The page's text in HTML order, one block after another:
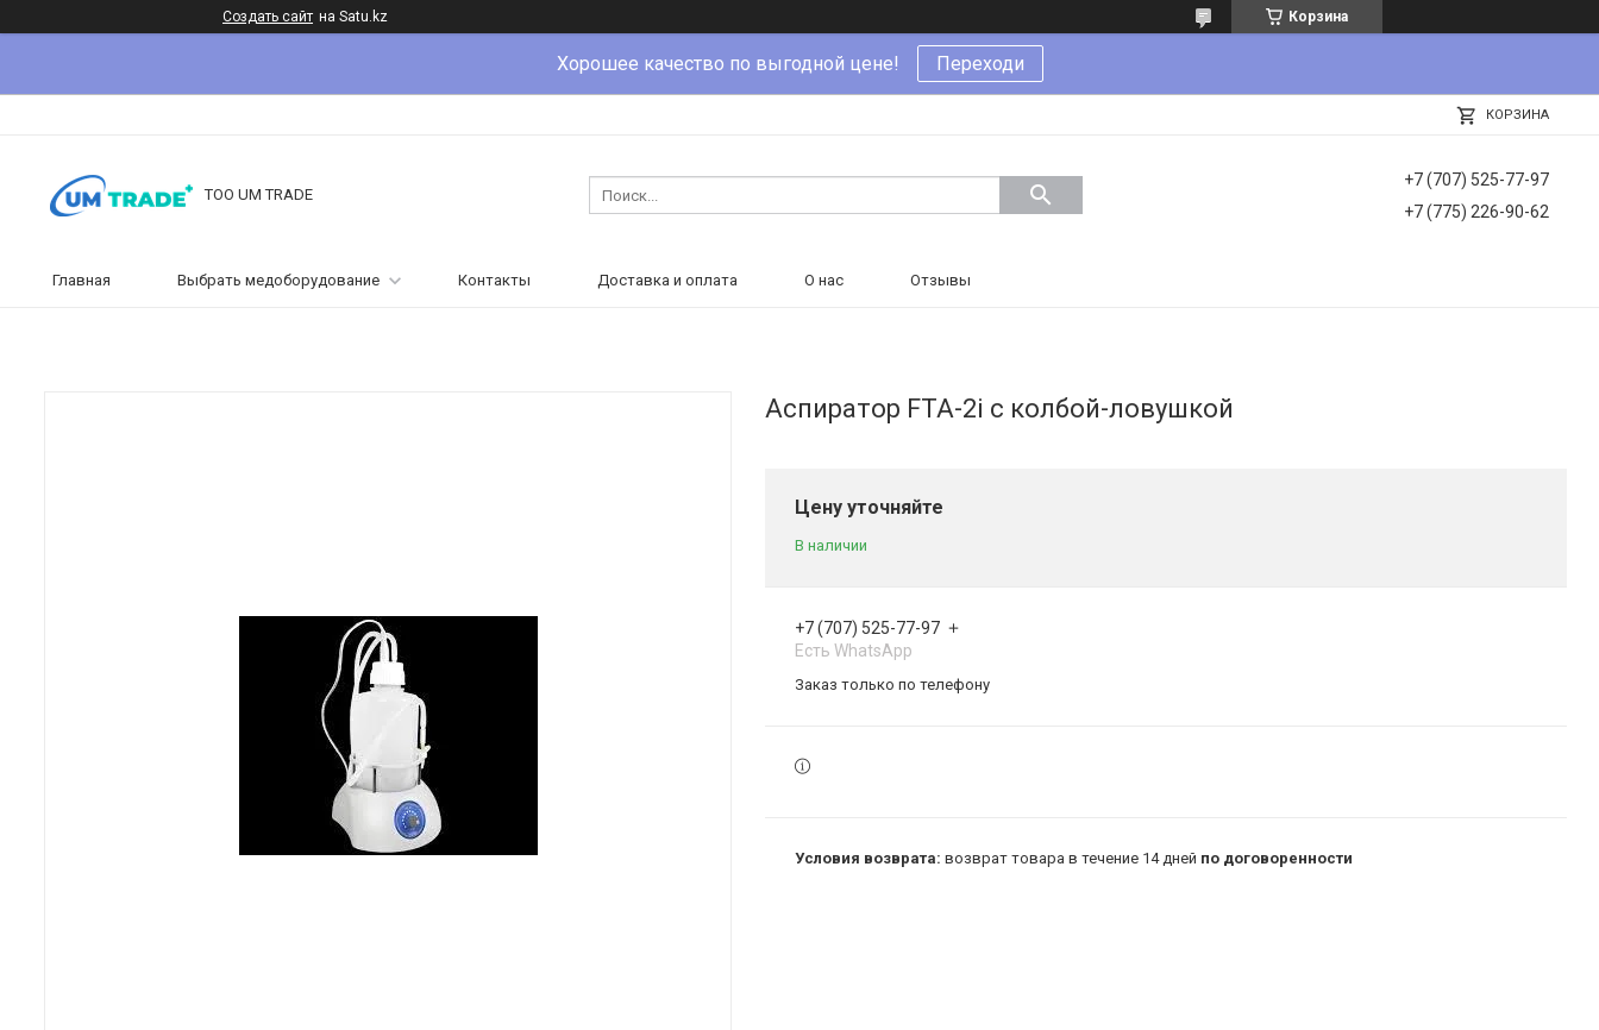
Создать сайт на Satu.kz Корзина
Хорошее качество по выгодной цене! Переходи
КОРЗИНА
ТОО UM TRADE
+7 (707) 525-77-97
+7 (775) 226-90-62
Главная Выбрать медоборудование Контакты Доставка и оплата О нас Отзывы
Аспиратор FTA-2i с колбой-ловушкой
Цену уточняйте
В наличии
+7 (707) 525-77-97
Есть WhatsApp
Заказ только по телефону
возврат товара в течение 14 дней по договоренности